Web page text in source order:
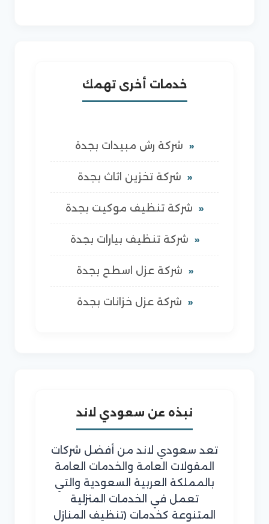
خدمات أخرى تهمك
شركة رش مبيدات بجدة
شركة تخزين اثاث بجدة
شركة تنظيف موكيت بجدة
شركة تنظيف بيارات بجدة
شركة عزل اسطح بجدة
شركة عزل خزانات بجدة
نبذه عن سعودي لاند
تعد سعودي لاند من أفضل شركات
المقولات العامة والخدمات العامة
بالمملكة العربية السعودية والتي
تعمل في الخدمات المنزلية
المتنوعة كخدمات (تنظيف المنازل